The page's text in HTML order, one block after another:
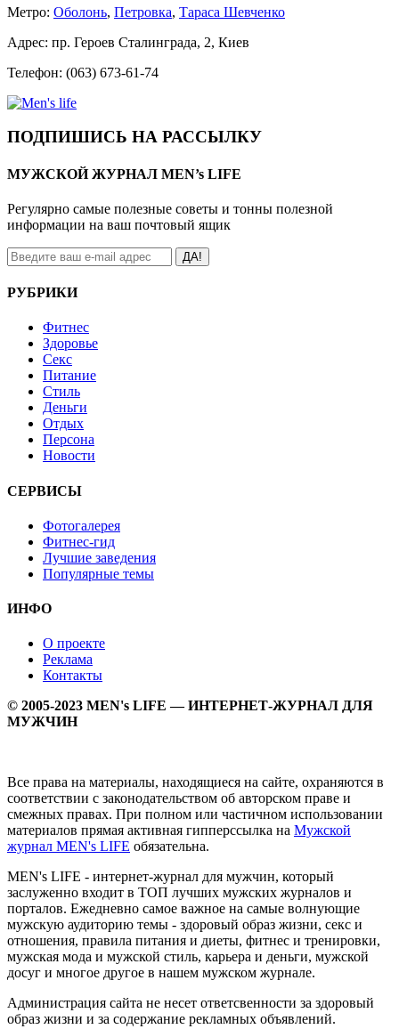
Метро: Оболонь, Петровка, Тараса Шевченко
Адрес: пр. Героев Сталинграда, 2, Киев
Телефон: (063) 673-61-74
ПОДПИШИСЬ НА РАССЫЛКУ
МУЖСКОЙ ЖУРНАЛ MEN’s LIFE
Регулярно самые полезные советы и тонны полезной
информации на ваш почтовый ящик
ДА!
РУБРИКИ
Фитнес
Здоровье
Секс
Питание
Стиль
Деньги
Отдых
Персона
Новости
СЕРВИСЫ
Фотогалерея
Фитнес-гид
Лучшие заведения
Популярные темы
ИНФО
О проекте
Реклама
Контакты
© 2005-2023 MEN's LIFE — ИНТЕРНЕТ-ЖУРНАЛ ДЛЯ
МУЖЧИН
Все права на материалы, находящиеся на сайте, охраняются в
соответствии с законодательством об авторском праве и
смежных правах. При полном или частичном использовании
материалов прямая активная гипперссылка на Мужской
журнал MEN's LIFE обязательна.
MEN's LIFE - интернет-журнал для мужчин, который
заслуженно входит в ТОП лучших мужских журналов и
порталов. Ежедневно самое важное на самые волнующие
мужскую аудиторию темы - здоровый образ жизни, секс и
отношения, правила питания и диеты, фитнес и тренировки,
мужская мода и мужской стиль, карьера и деньги, мужской
досуг и многое другое в нашем мужском журнале.
Администрация сайта не несет ответсвенности за здоровый
образ жизни и за содержание рекламных объявлений.